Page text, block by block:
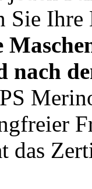
Sie
nach
das